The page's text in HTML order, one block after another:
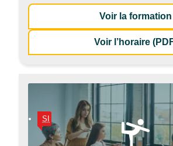
Voir la formation
Voir l’horaire
SI